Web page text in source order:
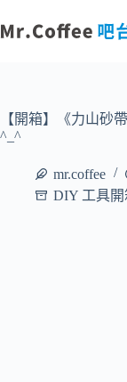
至
容【開箱】《力山砂
^_^
mr.coffee
DIY 工具開